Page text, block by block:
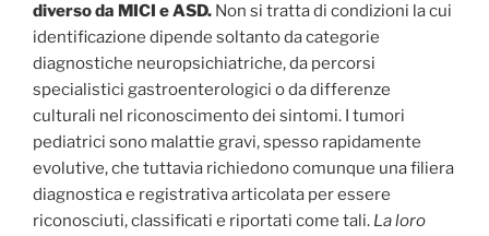
diverso da MICI e ASD. Non si tratta di condizioni la cui
identificazione dipende soltanto da categorie
diagnostiche neuropsichiatriche, da percorsi
specialistici gastroenterologici o da differenze
culturali nel riconoscimento dei sintomi. I tumori
pediatrici sono malattie gravi, spesso rapidamente
evolutive, che tuttavia richiedono comunque una filiera
diagnostica e registrativa articolata per essere
riconosciuti, classificati e riportati come tali. La loro